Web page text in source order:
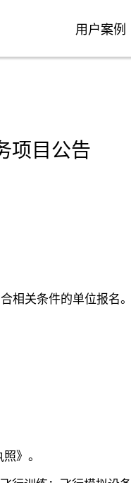
用户案例
项目公告
相关条件的单位报名。
》。